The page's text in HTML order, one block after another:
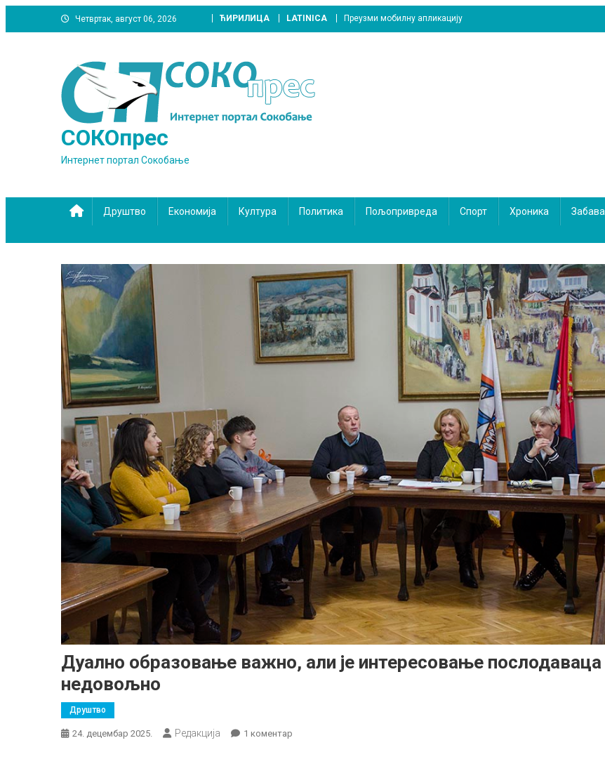
to
Четвртак, август 06, 2026 ЋИРИЛИЦА LATINICA Преузми мобилну апликацију
СОКОпрес
Интернет портал Сокобање
Друштво Економија Култура Политика Пољопривреда Спорт Хроника Забава
Дуално образовање важно, али је интересовање послодаваца
недовољно
Друштво
24. децембар 2025. Редакција 1 коментар